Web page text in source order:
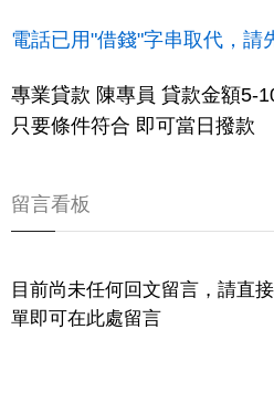
電話已用"借錢"字串取代，請
專業貸款 陳專員 貸款金額5-
只要條件符合 即可當日撥款
留言看板
目前尚未任何回文留言，請直
單即可在此處留言